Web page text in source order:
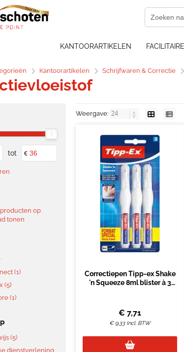
KANTOORARTIKELEN
Kantoorartikelen Schrijfwaren & Correctie
tot €
op
tonen
(1)
(5)
(1)
(5)
dienstverlening
Weergave:
Correctiepen Tipp-ex Shake
'n Squeeze 8ml blister à 3
€ 7,71
€ 9,33 Incl. BTW